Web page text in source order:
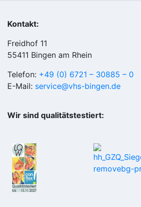
Kontakt:
Freidhof 11
55411 Bingen am Rhein
Telefon: +49 (0) 6721 – 30885 – 0
E-Mail: service@vhs-bingen.de
Wir sind qualitätstestiert: